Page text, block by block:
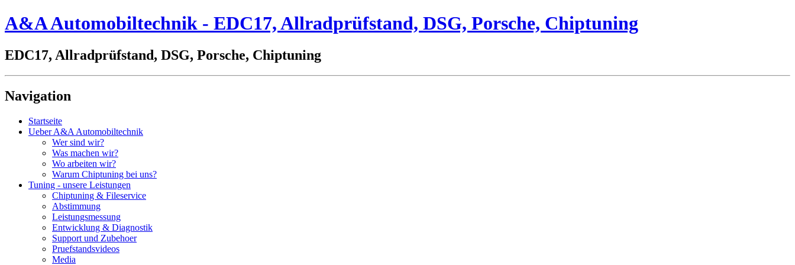
A&A Automobiltechnik - EDC17, Allradprüfstand, DSG, Porsche, Chiptuning
EDC17, Allradprüfstand, DSG, Porsche, Chiptuning
Navigation
Startseite
Ueber A&A Automobiltechnik
Wer sind wir?
Was machen wir?
Wo arbeiten wir?
Warum Chiptuning bei uns?
Tuning - unsere Leistungen
Chiptuning & Fileservice
Abstimmung
Leistungsmessung
Entwicklung & Diagnostik
Support und Zubehoer
Pruefstandsvideos
Media